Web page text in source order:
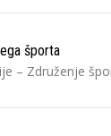
športa
– Združenje